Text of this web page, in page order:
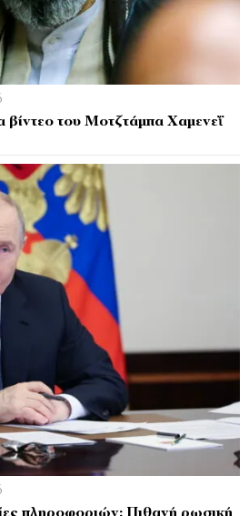
βίντεο του Μοτζτάμπα Χαμενεΐ
πληροφοριών: Πιθανή ρωσική